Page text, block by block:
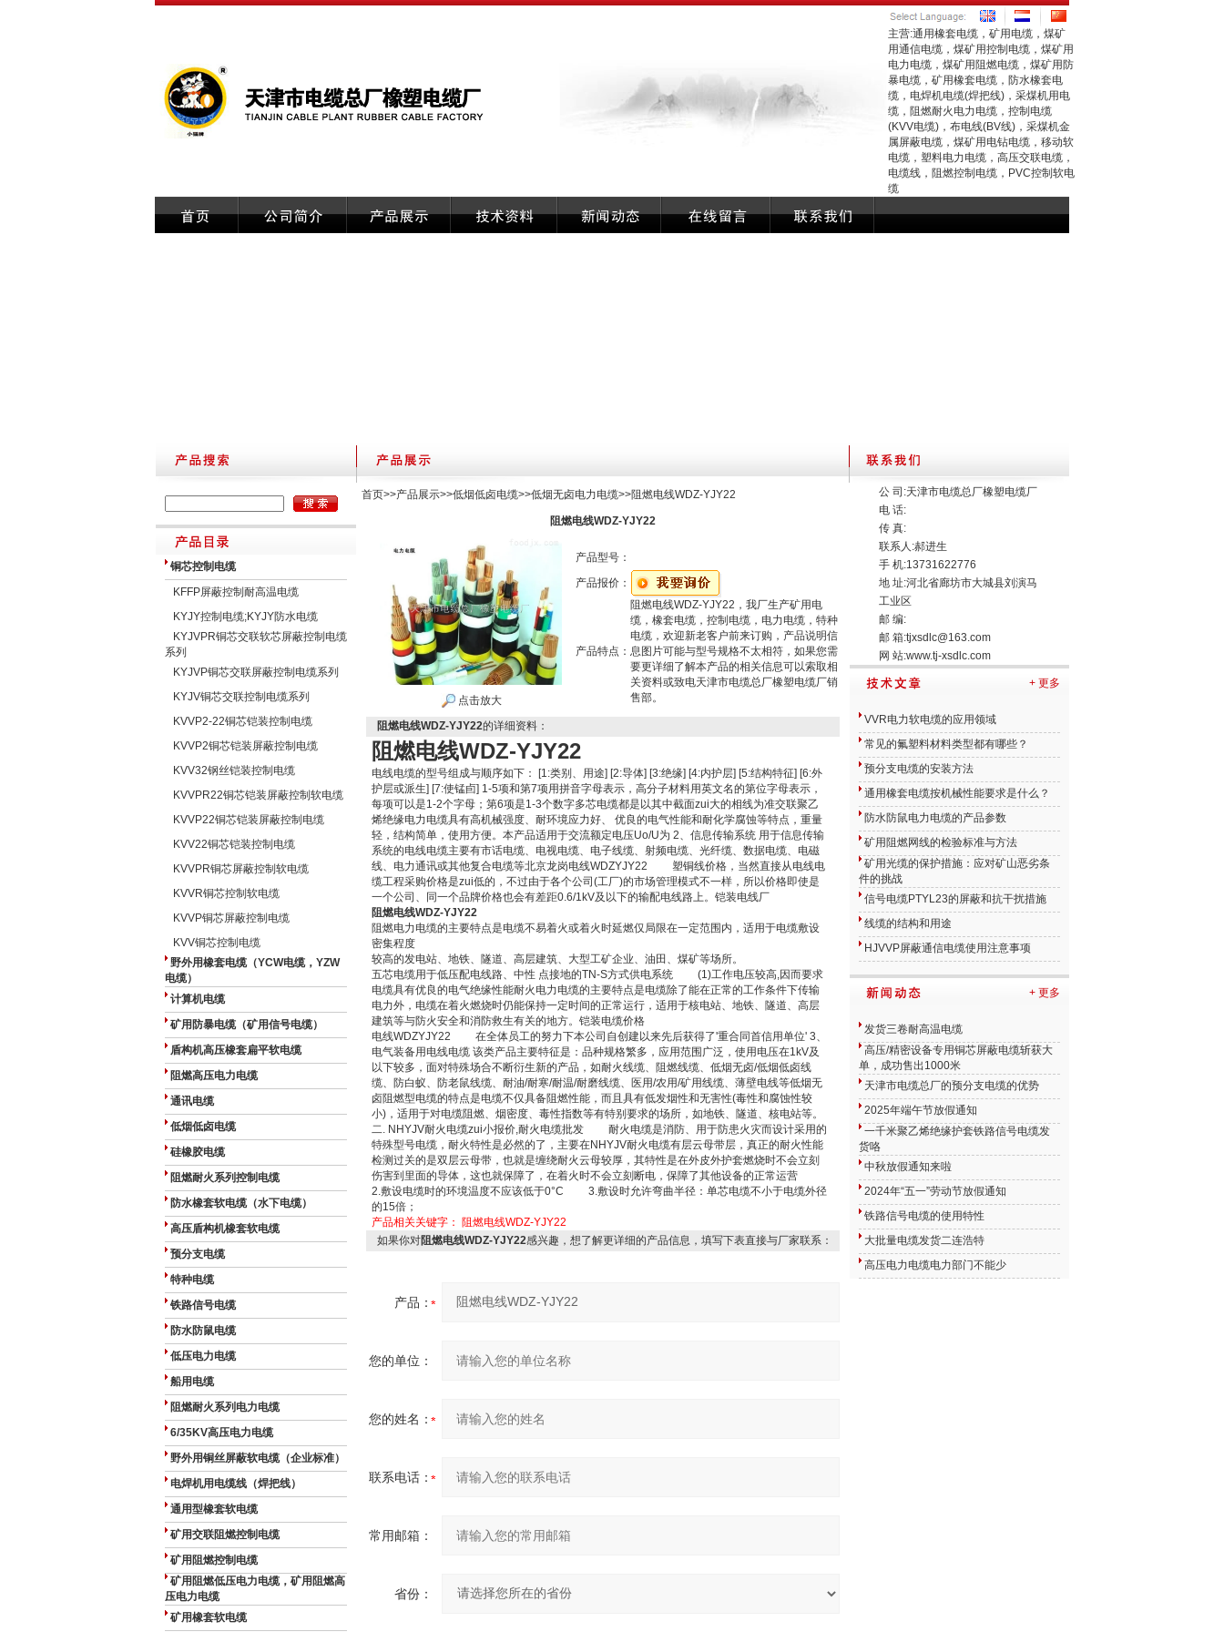
主营:通用橡套电缆，矿用电缆，煤矿
用通信电缆，煤矿用控制电缆，煤矿用
电力电缆，煤矿用阻燃电缆，煤矿用防
暴电缆，矿用橡套电缆，防水橡套电
缆，电焊机电缆(焊把线)，采煤机用电
缆，阻燃耐火电力电缆，控制电缆
(KVV电缆)，布电线(BV线)，采煤机金
属屏蔽电缆，煤矿用电钻电缆，移动软
电缆，塑料电力电缆，高压交联电缆，
电缆线，阻燃控制电缆，PVC控制软电
缆
铜芯控制电缆
KFFP屏蔽控制耐高温电缆
KYJY控制电缆;KYJY防水电缆
KYJVPR铜芯交联软芯屏蔽控制电缆
系列
KYJVP铜芯交联屏蔽控制电缆系列
KYJV铜芯交联控制电缆系列
KVVP2-22铜芯铠装控制电缆
KVVP2铜芯铠装屏蔽控制电缆
KVV32钢丝铠装控制电缆
KVVPR22铜芯铠装屏蔽控制软电缆
KVVP22铜芯铠装屏蔽控制电缆
KVV22铜芯铠装控制电缆
KVVPR铜芯屏蔽控制软电缆
KVVR铜芯控制软电缆
KVVP铜芯屏蔽控制电缆
KVV铜芯控制电缆
野外用橡套电缆（YCW电缆，YZW
电缆）
计算机电缆
矿用防暴电缆（矿用信号电缆）
盾构机高压橡套扁平软电缆
阻燃高压电力电缆
通讯电缆
低烟低卤电缆
硅橡胶电缆
阻燃耐火系列控制电缆
防水橡套软电缆（水下电缆）
高压盾构机橡套软电缆
预分支电缆
特种电缆
铁路信号电缆
防水防鼠电缆
低压电力电缆
船用电缆
阻燃耐火系列电力电缆
6/35KV高压电力电缆
野外用铜丝屏蔽软电缆（企业标准）
电焊机用电缆线（焊把线）
通用型橡套软电缆
矿用交联阻燃控制电缆
矿用阻燃控制电缆
矿用阻燃低压电力电缆，矿用阻燃高
压电力电缆
矿用橡套软电缆
首页>>产品展示>>低烟低卤电缆>>低烟无卤电力电缆>>阻燃电线WDZ-YJY22
阻燃电线WDZ-YJY22
点击放大
产品型号：
产品报价：
产品特点：
阻燃电线WDZ-YJY22，我厂生产矿用电
缆，橡套电缆，控制电缆，电力电缆，特种
电缆，欢迎新老客户前来订购，产品说明信
息图片可能与型号规格不太相符，如果您需
要更详细了解本产品的相关信息可以索取相
关资料或致电天津市电缆总厂橡塑电缆厂销
售部。
阻燃电线WDZ-YJY22的详细资料：
阻燃电线WDZ-YJY22
电线电缆的型号组成与顺序如下： [1:类别、用途] [2:导体] [3:绝缘] [4:内护层] [5:结构特征] [6:外
护层或派生] [7:使锰卣] 1-5项和第7项用拼音字母表示，高分子材料用英文名的第位字母表示，
每项可以是1-2个字母；第6项是1-3个数字多芯电缆都是以其中截面zui大的相线为准交联聚乙
烯绝缘电力电缆具有高机械强度、耐环境应力好、 优良的电气性能和耐化学腐蚀等特点，重量
轻，结构简单，使用方便。本产品适用于交流额定电压Uo/U为 2、信息传输系统 用于信息传输
系统的电线电缆主要有市话电缆、电视电缆、电子线缆、射频电缆、光纤缆、数据电缆、电磁
线、电力通讯或其他复合电缆等北京龙岗电线WDZYJY22 塑铜线价格，当然直接从电线电
缆工程采购价格是zui低的，不过由于各个公司(工厂)的市场管理模式不一样，所以价格即使是
一个公司、同一个品牌价格也会有差距0.6/1kV及以下的输配电线路上。铠装电线厂
阻燃电线WDZ-YJY22
阻燃电力电缆的主要特点是电缆不易着火或着火时延燃仅局限在一定范围内，适用于电缆敷设
密集程度
较高的发电站、地铁、隧道、高层建筑、大型工矿企业、油田、煤矿等场所。
五芯电缆用于低压配电线路、中性 点接地的TN-S方式供电系统 (1)工作电压较高,因而要求
电缆具有优良的电气绝缘性能耐火电力电缆的主要特点是电缆除了能在正常的工作条件下传输
电力外，电缆在着火燃烧时仍能保持一定时间的正常运行，适用于核电站、地铁、隧道、高层
建筑等与防火安全和消防救生有关的地方。铠装电缆价格
电线WDZYJY22 在全体员工的努力下本公司自创建以来先后获得了'重合同首信用单位' 3、
电气装备用电线电缆 该类产品主要特征是：品种规格繁多，应用范围广泛，使用电压在1kV及
以下较多，面对特殊场合不断衍生新的产品，如耐火线缆、阻燃线缆、低烟无卤/低烟低卤线
缆、防白蚁、防老鼠线缆、耐油/耐寒/耐温/耐磨线缆、医用/农用/矿用线缆、薄壁电线等低烟无
卤阻燃型电缆的特点是电缆不仅具备阻燃性能，而且具有低发烟性和无害性(毒性和腐蚀性较
小)，适用于对电缆阻燃、烟密度、毒性指数等有特别要求的场所，如地铁、隧道、核电站等。
二. NHYJV耐火电缆zui小报价,耐火电缆批发 耐火电缆是消防、用于防患火灾而设计采用的
特殊型号电缆，耐火特性是必然的了，主要在NHYJV耐火电缆有层云母带层，真正的耐火性能
检测过关的是双层云母带，也就是缠绕耐火云母较厚，其特性是在外皮外护套燃烧时不会立刻
伤害到里面的导体，这也就保障了，在着火时不会立刻断电，保障了其他设备的正常运营
2.敷设电缆时的环境温度不应该低于0°C 3.敷设时允许弯曲半径：单芯电缆不小于电缆外径
的15倍；
产品相关关键字：
阻燃电线WDZ-YJY22
如果你对阻燃电线WDZ-YJY22感兴趣，想了解更详细的产品信息，填写下表直接与厂家联系：
产品：
您的单位：
您的姓名：
联系电话：
常用邮箱：
省份：
公 司:天津市电缆总厂橡塑电缆厂
电 话:
传 真:
联系人:郝进生
手 机:13731622776
地 址:河北省廊坊市大城县刘演马
工业区
邮 编:
邮 箱:tjxsdlc@163.com
网 站:www.tj-xsdlc.com
+ 更多
VVR电力软电缆的应用领域
常见的氟塑料材料类型都有哪些？
预分支电缆的安装方法
通用橡套电缆按机械性能要求是什么？
防水防鼠电力电缆的产品参数
矿用阻燃网线的检验标准与方法
矿用光缆的保护措施：应对矿山恶劣条
件的挑战
信号电缆PTYL23的屏蔽和抗干扰措施
线缆的结构和用途
HJVVP屏蔽通信电缆使用注意事项
+ 更多
发货三卷耐高温电缆
高压/精密设备专用铜芯屏蔽电缆斩获大
单，成功售出1000米
天津市电缆总厂的预分支电缆的优势
2025年端午节放假通知
一千米聚乙烯绝缘护套铁路信号电缆发
货咯
中秋放假通知来啦
2024年“五一”劳动节放假通知
铁路信号电缆的使用特性
大批量电缆发货二连浩特
高压电力电缆电力部门不能少